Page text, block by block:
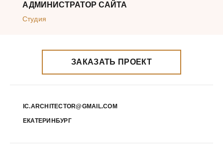
АДМИНИСТРАТОР САЙТА
Студия
ЗАКАЗАТЬ ПРОЕКТ
IC.ARCHITECTOR@GMAIL.COM
ЕКАТЕРИНБУРГ